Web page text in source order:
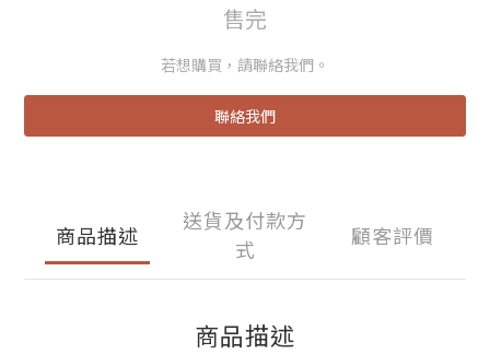
售完
若想購買，請聯絡我們。
聯絡我們
商品描述
送貨及付款方
式
顧客評價
商品描述